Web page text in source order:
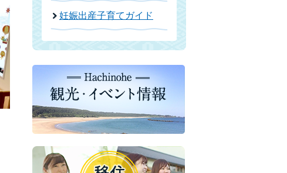
妊娠出産子育てガイド